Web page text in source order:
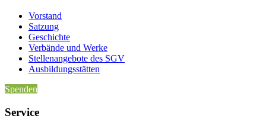
Vorstand
Satzung
Geschichte
Verbände und Werke
Stellenangebote des SGV
Ausbildungsstätten
Spenden
Service